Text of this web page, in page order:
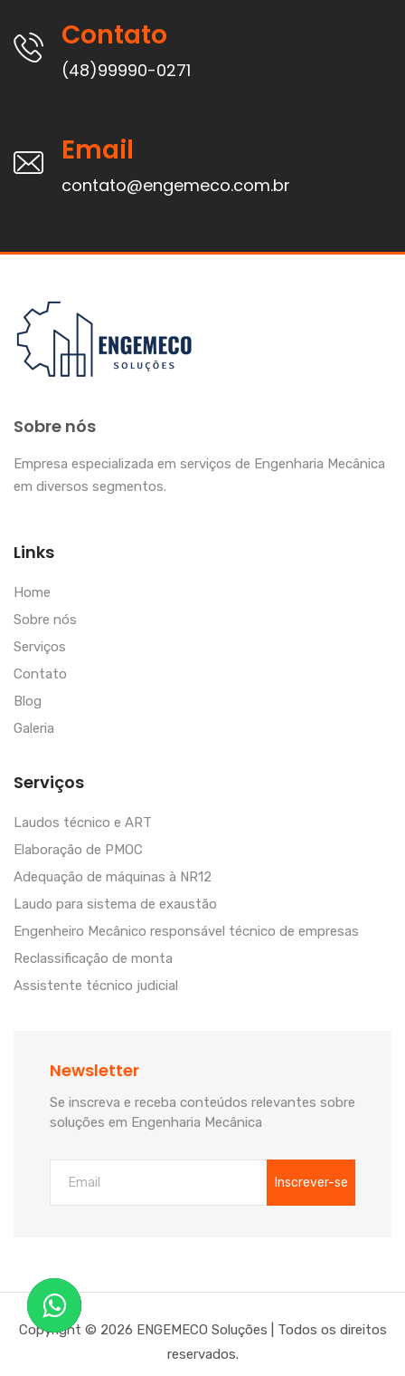
Contato
(48)99990-0271
Email
contato@engemeco.com.br
Sobre nós
Empresa especializada em serviços de Engenharia Mecânica
em diversos segmentos.
Links
Home
Sobre nós
Serviços
Contato
Blog
Galeria
Serviços
Laudos técnico e ART
Elaboração de PMOC
Adequação de máquinas à NR12
Laudo para sistema de exaustão
Engenheiro Mecânico responsável técnico de empresas
Reclassificação de monta
Assistente técnico judicial
Newsletter
Se inscreva e receba conteúdos relevantes sobre
soluções em Engenharia Mecânica
Inscrever-se
Copyright © 2026 ENGEMECO Soluções | Todos os direitos
reservados.